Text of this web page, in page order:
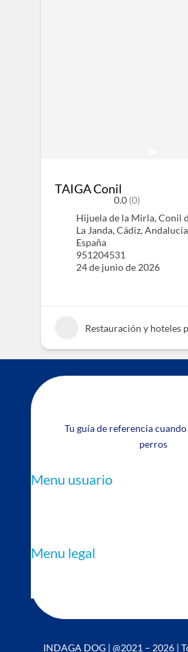
TAIGA Conil
0.0 (0)
Hijuela de la Mirla, Conil
La Janda, Cádiz,
España
951204531
24 de junio de 2026
Restauración y hoteles
Tu guía de referencia
perros
Menu usuario
Menu legal
INDAGA DOG | @2021 – 2026 |